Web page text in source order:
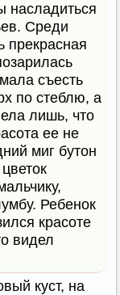
насладиться
Среди
прекрасная
съесть
по стеблю, а
лишь, что
ее не
миг бутон
Ребенок
красоте
видел
куст, на